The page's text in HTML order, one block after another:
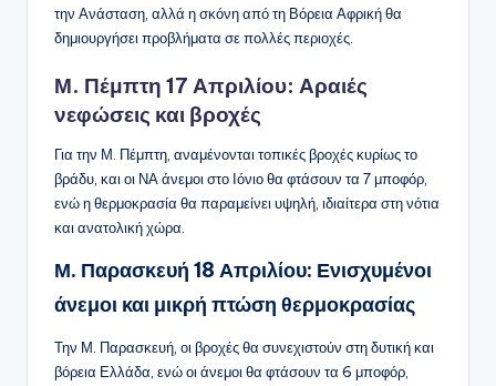
την Ανάσταση, αλλά η σκόνη από τη Βόρεια Αφρική θα
δημιουργήσει προβλήματα σε πολλές περιοχές.
Μ. Πέμπτη 17 Απριλίου: Αραιές
νεφώσεις και βροχές
Για την Μ. Πέμπτη, αναμένονται τοπικές βροχές κυρίως το
βράδυ, και οι ΝΑ άνεμοι στο Ιόνιο θα φτάσουν τα 7 μποφόρ,
ενώ η θερμοκρασία θα παραμείνει υψηλή, ιδιαίτερα στη νότια
και ανατολική χώρα.
Μ. Παρασκευή 18 Απριλίου: Ενισχυμένοι
άνεμοι και μικρή πτώση θερμοκρασίας
Την Μ. Παρασκευή, οι βροχές θα συνεχιστούν στη δυτική και
βόρεια Ελλάδα, ενώ οι άνεμοι θα φτάσουν τα 6 μποφόρ,